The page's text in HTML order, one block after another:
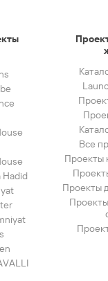
Hadid
Все
Проекты
Проекты